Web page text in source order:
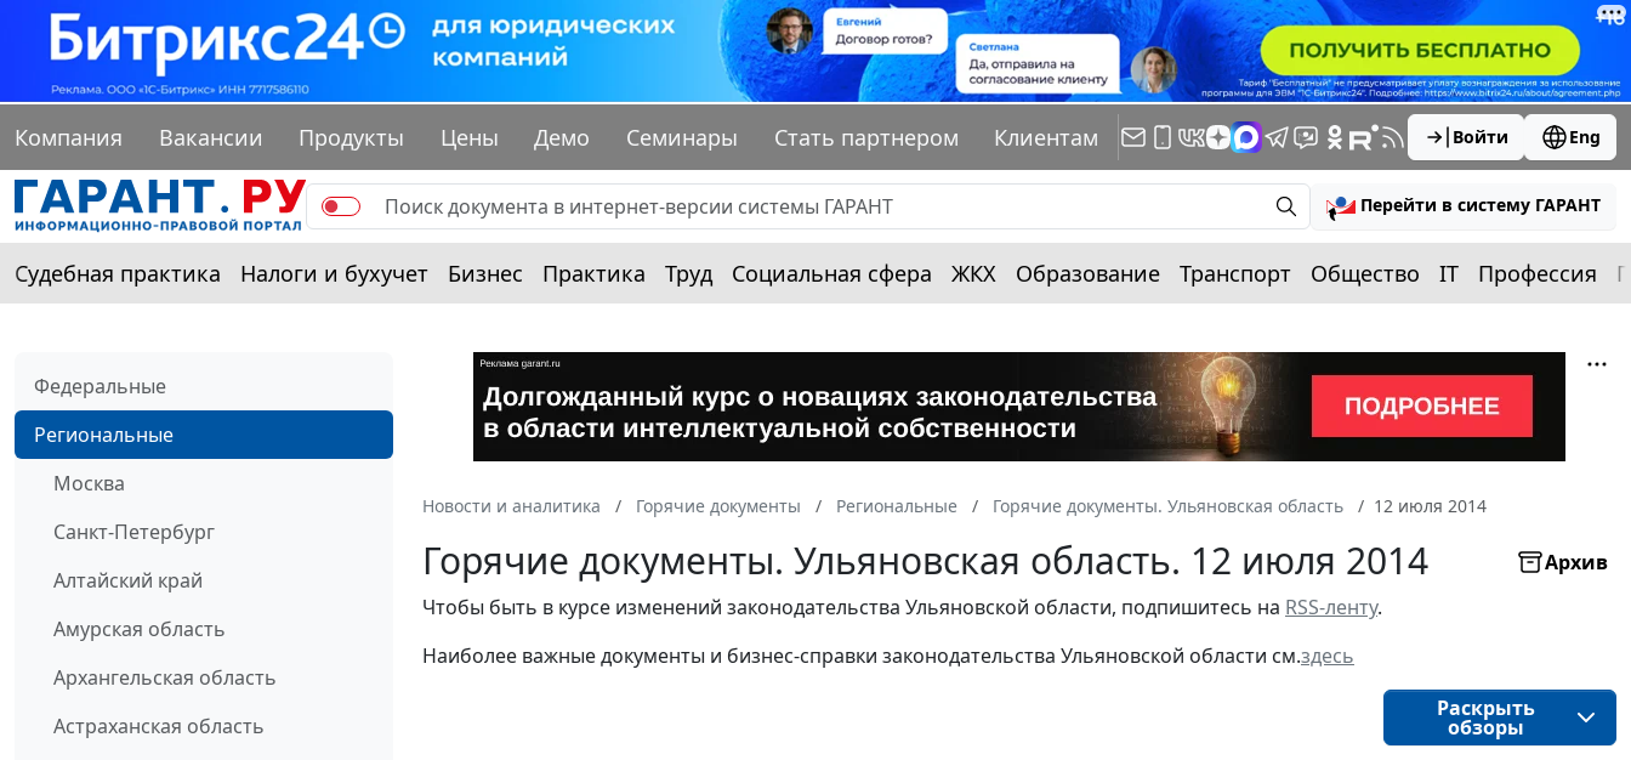
Компания Вакансии Продукты Цены Демо Семинары Стать партнером Клиентам Войти Eng
Перейти в систему ГАРАНТ
Судебная практика Налоги и бухучет Бизнес Практика Труд Социальная сфера ЖКХ Образование Транспорт Общество IT Профессия
Федеральные
Региональные
Москва
Санкт-Петербург
Алтайский край
Амурская область
Архангельская область
Астраханская область
Новости и аналитика Горячие документы Региональные Горячие документы. Ульяновская область 12 июля 2014
Горячие документы. Ульяновская область. 12 июля 2014
Архив
Чтобы быть в курсе изменений законодательства Ульяновской области, подпишитесь на RSS-ленту.
Наиболее важные документы и бизнес-справки законодательства Ульяновской области см.здесь
Раскрыть
обзоры